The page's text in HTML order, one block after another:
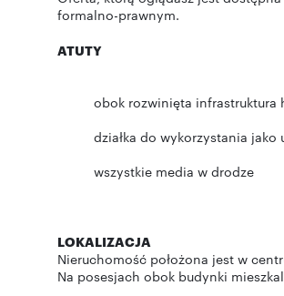
formalno-prawnym.
ATUTY
obok rozwinięta infrastruktura
działka do wykorzystania jako
wszystkie media w drodze
LOKALIZACJA
Nieruchomość położona jest w
Na posesjach obok budynki